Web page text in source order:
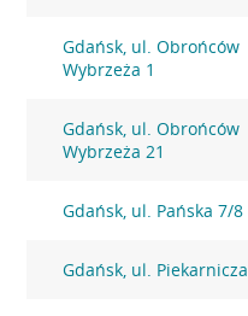
Gdańsk, ul. Obrońców
Wybrzeża 1
Gdańsk, ul. Obrońców
Wybrzeża 21
Gdańsk, ul. Pańska 7/8
Gdańsk, ul. Piekarnicza